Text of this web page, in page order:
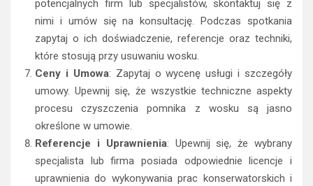
potencjalnych firm lub specjalistów, skontaktuj się z
nimi i umów się na konsultację. Podczas spotkania
zapytaj o ich doświadczenie, referencje oraz techniki,
które stosują przy usuwaniu wosku.
Ceny i Umowa: Zapytaj o wycenę usługi i szczegóły
umowy. Upewnij się, że wszystkie techniczne aspekty
procesu czyszczenia pomnika z wosku są jasno
określone w umowie.
Referencje i Uprawnienia: Upewnij się, że wybrany
specjalista lub firma posiada odpowiednie licencje i
uprawnienia do wykonywania prac konserwatorskich i